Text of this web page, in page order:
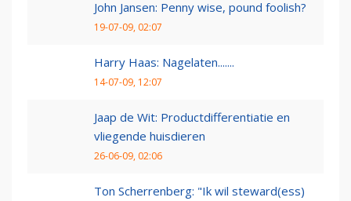
John Jansen: Penny wise, pound foolish?
19-07-09, 02:07
Harry Haas: Nagelaten.......
14-07-09, 12:07
Jaap de Wit: Productdifferentiatie en
vliegende huisdieren
26-06-09, 02:06
Ton Scherrenberg: "Ik wil steward(ess)